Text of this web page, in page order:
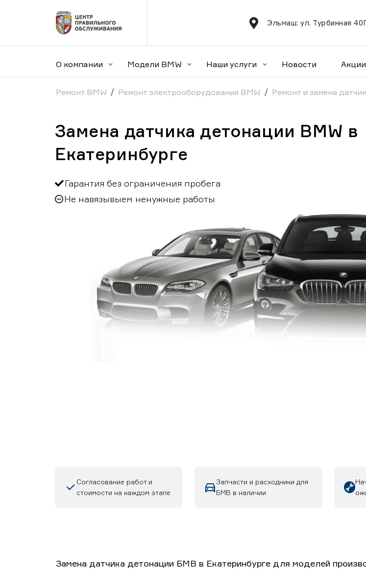
Эльмаш: ул. Турбинная
О компании Модели BMW Наши услуги Новости Акции
Ремонт BMW Ремонт электрооборудования BMW Ремонт и замена
Замена датчика детонации BMW в
Екатеринбурге
Гарантия без ограничения пробега
Не навязывыем ненужные работы
Согласование работ и
стоимости на каждом этапе
Запчасти и расходники для
БМВ в наличии
Замена датчика детонации БМВ в Екатеринбурге для моделей